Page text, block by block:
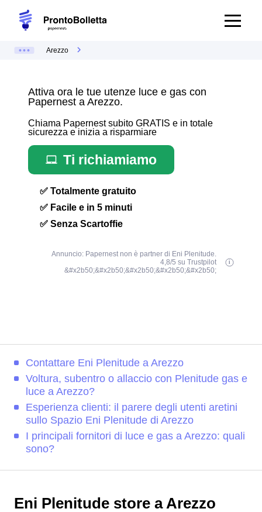
Arezzo
Attiva ora le tue utenze luce e gas con
Papernest a Arezzo.
Chiama Papernest subito GRATIS e in totale
sicurezza e inizia a risparmiare
Ti richiamiamo
✅ Totalmente gratuito
✅ Facile e in 5 minuti
✅ Senza Scartoffie
Annuncio: Papernest non è partner di Eni Plenitude.
4,8/5 su Trustpilot
&#x2b50;&#x2b50;&#x2b50;&#x2b50;&#x2b50;
Contattare Eni Plenitude a Arezzo
Voltura, subentro o allaccio con Plenitude gas e
luce a Arezzo?
Esperienza clienti: il parere degli utenti aretini
sullo Spazio Eni Plenitude di Arezzo
I principali fornitori di luce e gas a Arezzo: quali
sono?
Eni Plenitude store a Arezzo